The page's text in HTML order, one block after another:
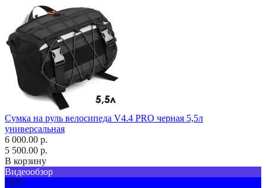
Сумка на руль велосипеда V4.4 PRO черная 5,5л
универсальная
6 000.00 р.
5 500.00 р.
В корзину
Видеообзор
2025